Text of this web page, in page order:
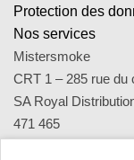
Protection des
Nos services
Mistersmoke
CRT 1 – 285 rue du
SA Royal
471 465